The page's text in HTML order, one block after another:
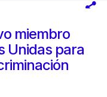
miembro
Unidas para